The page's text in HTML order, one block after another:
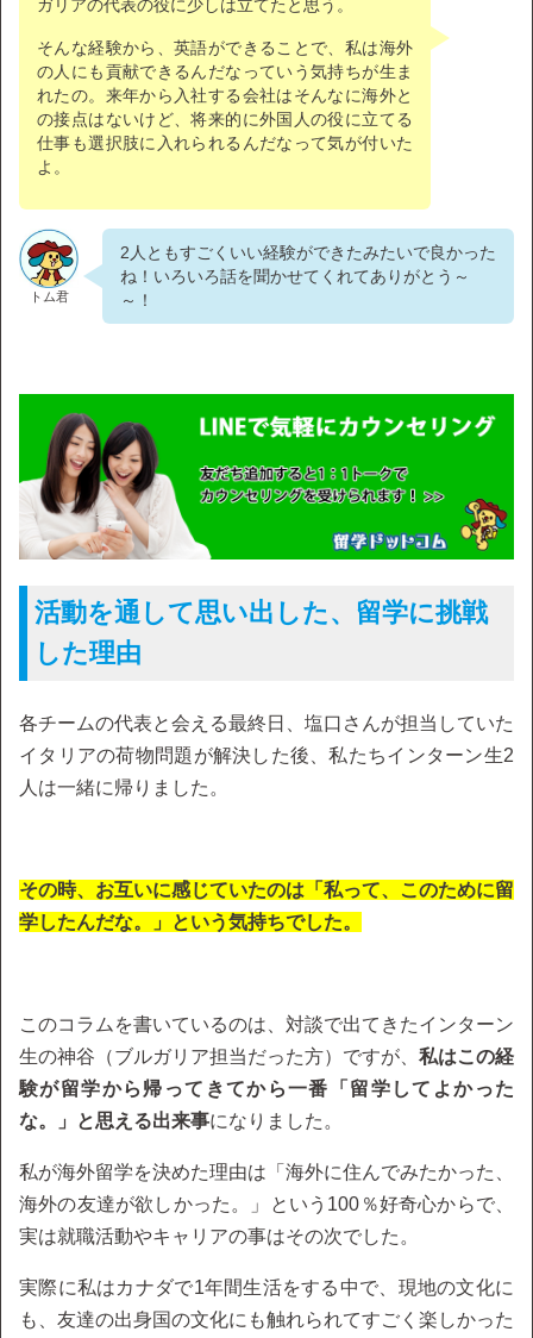
ガリアの代表の役に少しは立てたと思う。
そんな経験から、英語ができることで、私は海外
の人にも貢献できるんだなっていう気持ちが生ま
れたの。来年から入社する会社はそんなに海外と
の接点はないけど、将来的に外国人の役に立てる
仕事も選択肢に入れられるんだなって気が付いた
よ。
トム君
2人ともすごくいい経験ができたみたいで良かった
ね！いろいろ話を聞かせてくれてありがとう～
～！
活動を通して思い出した、留学に挑戦
した理由
各チームの代表と会える最終日、塩口さんが担当していた
イタリアの荷物問題が解決した後、私たちインターン生2
人は一緒に帰りました。
その時、お互いに感じていたのは「私って、このために留
学したんだな。」という気持ちでした。
このコラムを書いているのは、対談で出てきたインターン
生の神谷（ブルガリア担当だった方）ですが、 私はこの経
験が留学から帰ってきてから一番「留学してよかった
な。」と思える出来事になりました。
私が海外留学を決めた理由は「海外に住んでみたかった、
海外の友達が欲しかった。」という100％好奇心からで、
実は就職活動やキャリアの事はその次でした。
実際に私はカナダで1年間生活をする中で、現地の文化に
も、友達の出身国の文化にも触れられてすごく楽しかった